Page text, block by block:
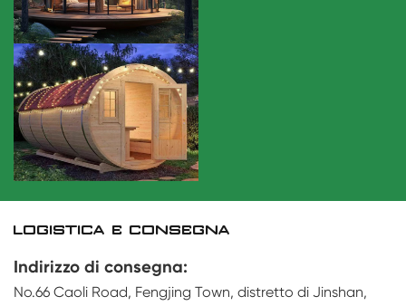
LOGISTICA E CONSEGNA
Indirizzo di consegna:
No.66 Caoli Road, Fengjing Town, distretto di Jinshan,